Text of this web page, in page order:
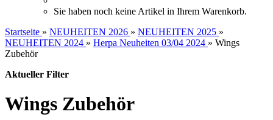
Sie haben noch keine Artikel in Ihrem Warenkorb.
Startseite » NEUHEITEN 2026 » NEUHEITEN 2025 »
NEUHEITEN 2024 » Herpa Neuheiten 03/04 2024 » Wings
Zubehör
Aktueller Filter
Wings Zubehör